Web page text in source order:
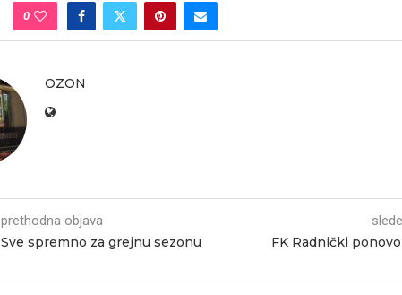
0
OZON
prethodna objava
Sve spremno za grejnu sezonu
FK Radnički